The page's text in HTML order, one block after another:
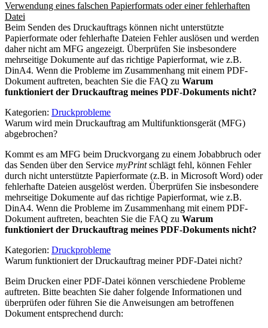
Verwendung eines falschen Papierformats oder einer fehlerhaften
Datei
Beim Senden des Druckauftrags können nicht unterstützte
Papierformate oder fehlerhafte Dateien Fehler auslösen und werden
daher nicht am MFG angezeigt. Überprüfen Sie insbesondere
mehrseitige Dokumente auf das richtige Papierformat, wie z.B.
DinA4. Wenn die Probleme im Zusammenhang mit einem PDF-
Dokument auftreten, beachten Sie die FAQ zu Warum
funktioniert der Druckauftrag meines PDF-Dokuments nicht?
Kategorien: Druckprobleme
Warum wird mein Druckauftrag am Multifunktionsgerät (MFG)
abgebrochen?
Kommt es am MFG beim Druckvorgang zu einem Jobabbruch oder
das Senden über den Service myPrintschlägt fehl, können Fehler
durch nicht unterstützte Papierformate (z.B. in Microsoft Word) oder
fehlerhafte Dateien ausgelöst werden. Überprüfen Sie insbesondere
mehrseitige Dokumente auf das richtige Papierformat, wie z.B.
DinA4. Wenn die Probleme im Zusammenhang mit einem PDF-
Dokument auftreten, beachten Sie die FAQ zu Warum
funktioniert der Druckauftrag meines PDF-Dokuments nicht?
Kategorien: Druckprobleme
Warum funktioniert der Druckauftrag meiner PDF-Datei nicht?
Beim Drucken einer PDF-Datei können verschiedene Probleme
auftreten. Bitte beachten Sie daher folgende Informationen und
überprüfen oder führen Sie die Anweisungen am betroffenen
Dokument entsprechend durch: